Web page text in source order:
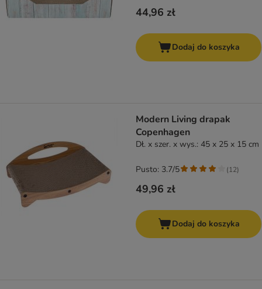
44,96 zł
Dodaj do koszyka
Modern Living drapak
Copenhagen
Dł. x szer. x wys.: 45 x 25 x 15 cm
49,96 zł
Pusto: 3.7/5 (12)
Dodaj do koszyka